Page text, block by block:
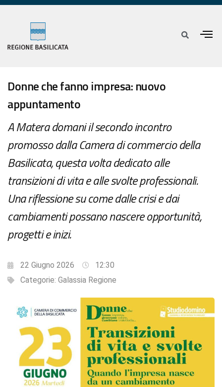
Donne che fanno impresa: nuovo
appuntamento
A Matera domani il secondo incontro
promosso dalla Camera di commercio della
Basilicata, questa volta dedicato alle
transizioni di vita e alle svolte professionali.
Una riflessione su come dalle crisi e dai
cambiamenti possano nascere opportunità,
progetti e inizi.
22 Giugno 2026
12:30
Categorie: Galassia Regione